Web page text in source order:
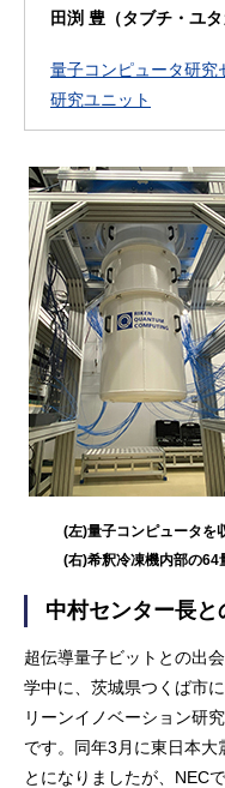
田渕 豊（タブチ・ユ
量子コンピュータ研究
研究ユニット
(左)量子コンピュータを
(右)希釈冷凍機内部の64
中村センター長
超伝導量子ビットとの出
学中に、茨城県つくば市
リーンイノベーション研
です。同年3月に東日本大
とになりましたが、NEC